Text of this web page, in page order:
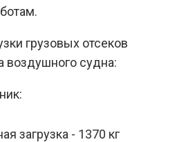
грузовых отсеков
воздушного судна:
загрузка - 1370 кг